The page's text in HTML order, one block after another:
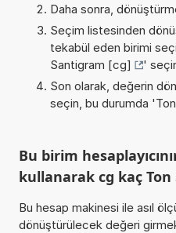
Daha sonra,
Seçim listesinden
tekabül eden birimi
Santigram [cg]
'
Son olarak, değerin
seçin, bu durumda '
Bu birim
kullanarak cg kaç
Bu hesap makinesi ile asıl
dönüştürülecek değeri